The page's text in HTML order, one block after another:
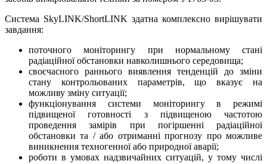
Система SkyLINK/ShortLINK здатна комплексно вирішувати
завдання:
поточного моніторингу при нормальному стані
радіаційної обстановки навколишнього середовища;
своєчасного раннього виявлення тенденцій до зміни
стану контрольованих параметрів, що вказує на
можливу зміну ситуації;
функціонування системи моніторингу в режимі
підвищеної готовності з підвищеною частотою
проведення замірів при погіршенні радіаційної
обстановки та / або отриманні прогнозу про можливе
виникнення техногенної або природної аварії;
роботи в умовах надзвичайних ситуацій, у тому числі